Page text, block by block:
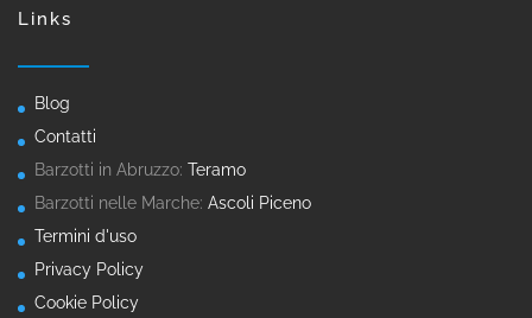
Links
Blog
Contatti
Barzotti in Abruzzo: Teramo
Barzotti nelle Marche: Ascoli Piceno
Termini d'uso
Privacy Policy
Cookie Policy